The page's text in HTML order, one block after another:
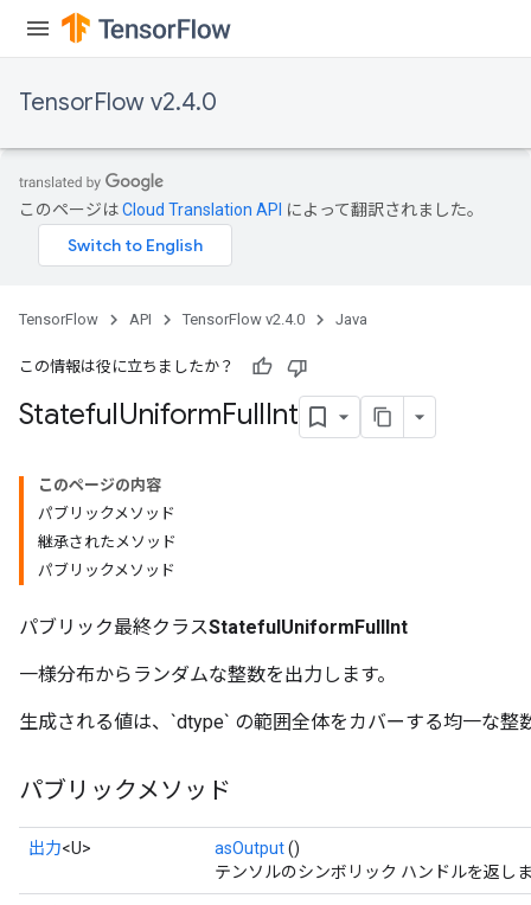
TensorFlow v2.4.0
このページはCloud Translation API によって翻訳されました。
TensorFlow API TensorFlow v2.4.0 Java
この情報は役に立ちましたか？
StatefulUniformFullInt
このページの内容
パブリックメソッド
継承されたメソッド
パブリックメソッド
パブリック最終クラスStatefulUniformFullInt
一様分布からランダムな整数を出力します。
生成される値は、`dtype` の範囲全体をカバーする均一な整
パブリックメソッド
出力<U> asOutput()
テンソルのシンボリック ハンドルを返し